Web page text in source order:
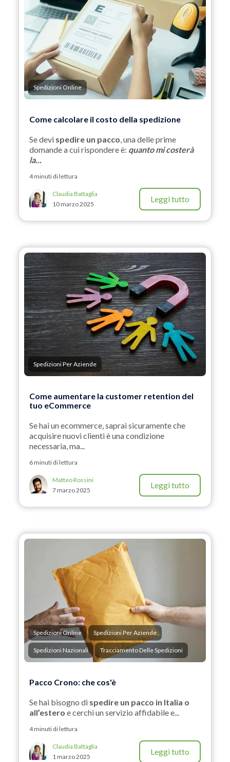
Spedizioni Online
Come calcolare il costo della spedizione
Se devi spedire un pacco, una delle prime
domande a cui rispondere è: quanto mi costerà
la...
4 minuti di lettura
Claudia Battaglia
10 marzo 2025
Leggi tutto
Spedizioni Per Aziende
Come aumentare la customer retention del
tuo eCommerce
Se hai un ecommerce, saprai sicuramente che
acquisire nuovi clienti è una condizione
necessaria, ma...
6 minuti di lettura
Matteo Rossini
7 marzo 2025
Leggi tutto
Spedizioni Online Spedizioni Per Aziende
Spedizioni Nazionali Tracciamento Delle Spedizioni
Pacco Crono: che cos'è
Se hai bisogno di spedire un pacco in Italia o
all’estero e cerchi un servizio affidabile e...
4 minuti di lettura
Claudia Battaglia
1 marzo 2025
Leggi tutto